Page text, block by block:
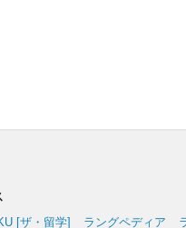
[ザ・留学] ラングペディア